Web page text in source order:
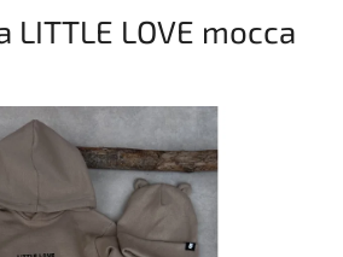
LITTLE LOVE mocca